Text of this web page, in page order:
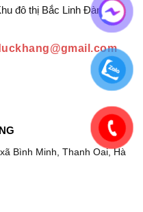
đô thị Bắc Linh Đàm,
Bình Minh, Thanh Oai, Hà